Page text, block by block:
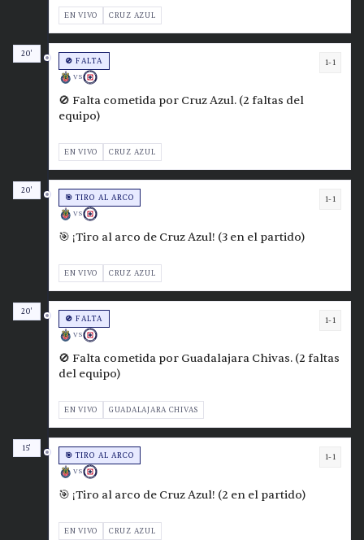
EN VIVO CRUZ AZUL
20'
🚫 FALTA
VS
1-1
🚫 Falta cometida por Cruz Azul. (2 faltas del
equipo)
EN VIVO CRUZ AZUL
20'
🎯 TIRO AL ARCO
VS
1-1
🎯 ¡Tiro al arco de Cruz Azul! (3 en el partido)
EN VIVO CRUZ AZUL
20'
🚫 FALTA
VS
1-1
🚫 Falta cometida por Guadalajara Chivas. (2 faltas
del equipo)
EN VIVO GUADALAJARA CHIVAS
15'
🎯 TIRO AL ARCO
VS
1-1
🎯 ¡Tiro al arco de Cruz Azul! (2 en el partido)
EN VIVO CRUZ AZUL